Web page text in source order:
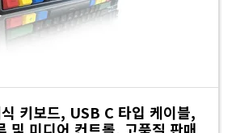
키보드, USB C 타입 케이블,
및 미디어 컨트롤, 고품질 판매